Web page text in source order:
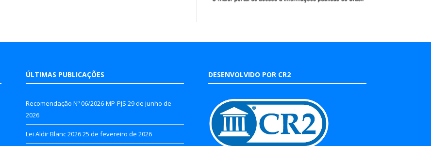
ÚLTIMAS PUBLICAÇÕES
Recomendação Nº 06/2026-MP-PJS 29 de junho de
2026
Lei Aldir Blanc 202625 de fevereiro de 2026
DESENVOLVIDO POR CR2